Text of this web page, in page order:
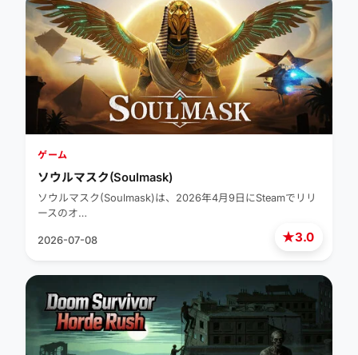
★3.0
ゲーム
ソウルマスク(Soulmask)
ソウルマスク(Soulmask)は、2026年4月9日にSteamでリリ
ースのオ…
2026-07-08